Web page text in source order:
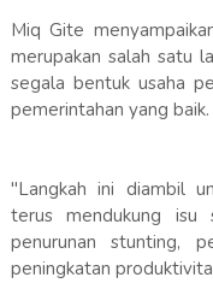
Miq Gite
merupakan salah satu
segala bentuk usaha
pemerintahan yang baik.
"Langkah ini diambil
terus mendukung isu
penurunan stunting,
peningkatan